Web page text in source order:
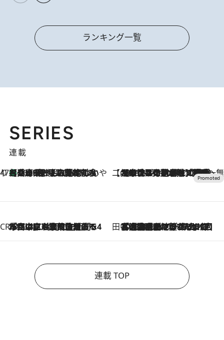
ランキング一覧
SERIES
連載
47都道府県の手みやげ ひんやりスイーツで夏を満喫
2026.8.8
【兵庫県】この夏絶対食べたい 冷やしておいしいおやつ3選 淡路島の恵みをジェラートに集約 【CREA×星野リゾート】唯一無二。癒しと発見が待つ場所へ
2026.8.7
【トンボの足水浴】ヒノキの香りに包まれて涼感マックス！約13℃の湧水かけ流しを避暑地「星野温泉 トンボの湯」で体験
CREA'S CHOICE
2026.8.7
「立川にも歌舞伎があるんだよ」 片岡仁左衛門・市川中車ら豪華座組みで4年目の立川立飛歌舞伎へ 田中稲の勝手に再ブーム
2026.8.7
「湘南乃風に憧れて」観客大盛上がりの“タオル回し”に、ラッパー顔負けの高速歌唱まで…さだまさし（74）のアグレッシブすぎる現在地
連載 TOP